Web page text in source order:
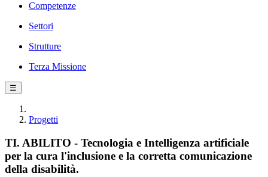
Competenze
Settori
Strutture
Terza Missione
☰
Progetti
TI. ABILITO - Tecnologia e Intelligenza artificiale
per la cura l'inclusione e la corretta comunicazione
della disabilità.